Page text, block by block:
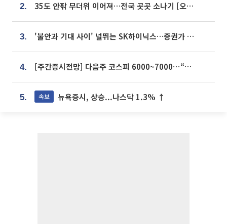
2. 35도 안팎 무더위 이어져…전국 곳곳 소나기 [오늘 날씨]
3. '불안과 기대 사이' 널뛰는 SK하이닉스…증권가 "HBM4·LTA 기반 펀터멘털 견고"
4. [주간증시전망] 다음주 코스피 6000~7000⋯“外人 수급은 정책이 변수”
5. 속보 뉴욕증시, 상승...나스닥 1.3% ↑